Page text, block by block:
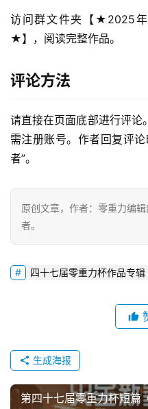
零
力
科
征
文
文
章
科
幻
主
题
科
访问群文件夹【★2025
★】，阅读完整作品。
评论方法
请直接在页面底部进行评论
需注册账号。作者回复评
者”。
原创文章，作者：零重力编
者。
四十七届零重力杯作品专辑
生成海报
第四十七届零重力杯短篇